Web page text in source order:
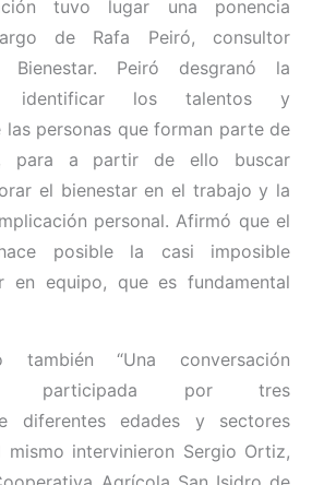
tuvo lugar una ponencia
de Rafa Peiró, consultor
Bienestar. Peiró desgranó la
identificar los talentos y
las personas que forman parte de
para a partir de ello buscar
el bienestar en el trabajo y la
personal. Afirmó que el
posible la casi imposible
en equipo, que es fundamental
“Una conversación
participada por tres
diferentes edades y sectores
mismo intervinieron Sergio Ortiz,